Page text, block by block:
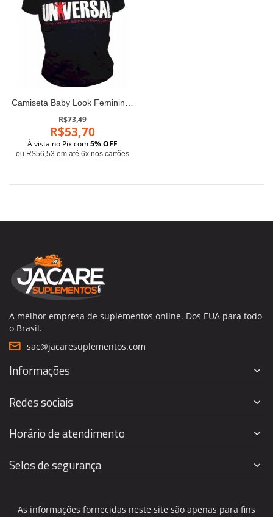
Camiseta Baby Look Feminina (Preta) - Universal
R$73,49
R$53,70
À vista no Pix com5% OFF
ou R$56,53 em até 6x nos cartões
A melhor empresa de suplementos online. Dos EUA para todo
o Brasil.
sac@jacaresuplementos.com
Informações
Redes sociais
Horário de atendimento
Selos de segurança
As informações fornecidas neste site são apenas para fins